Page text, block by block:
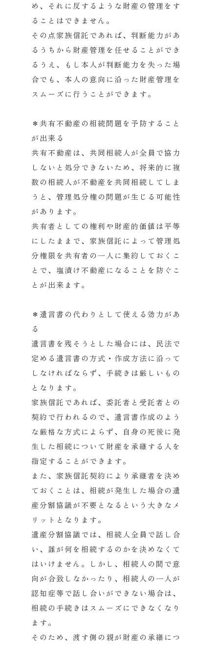
め、それに反するような財産の管理をす
ることはできません。
その点家族信託であれば、判断能力があ
るうちから財産管理を任せることができ
るうえ、もし本人が判断能力を失った場
合でも、本人の意向に沿った財産管理を
スムーズに行うことができます。
＊共有不動産の相続問題を予防すること
が出来る
共有不動産は、共同相続人が全員で協力
しないと処分できないため、将来的に複
数の相続人が不動産を共同相続してしま
うと、管理処分権の問題が生じる可能性
があります。
共有者としての権利や財産的価値は平等
にしたままで、家族信託によって管理処
分権限を共有者の一人に集約しておくこ
とで、塩漬け不動産になることを防ぐこ
とが出来ます。
＊遺言書の代わりとして使える効力があ
る
遺言書を残そうとした場合には、民法で
定める遺言書の方式・作成方法に沿って
しなければならず、手続きは厳しいもの
となります。
家族信託であれば、委託者と受託者との
契約で行われるので、遺言書作成のよう
な厳格な方式によらず、自身の死後に発
生した相続について財産を承継する人を
指定することができます。
また、家族信託契約により承継者を決め
ておくことは、相続が発生した場合の遺
産分割協議が不要となるという大きなメ
リットとなります。
遺産分割協議では、相続人全員で話し合
い、誰が何を相続するのかを決めなくて
はいけません。しかし、相続人の間で意
向が合致しなかったり、相続人の一人が
認知症等で話し合いができない場合は、
相続の手続きはスムーズにできなくなり
ます。
そのため、渡す側の親が財産の承継につ